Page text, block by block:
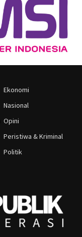
Ekonomi
Nasional
Opini
Peristiwa & Kriminal
Politik